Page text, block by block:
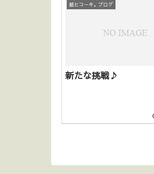
紙ヒコーキ。ブログ
新たな挑戦♪